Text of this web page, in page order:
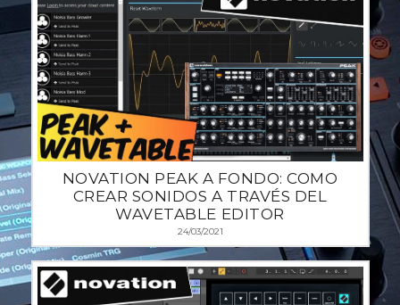
NOVATION PEAK A FONDO: COMO
CREAR SONIDOS A TRAVÉS DEL
WAVETABLE EDITOR
24/03/2021